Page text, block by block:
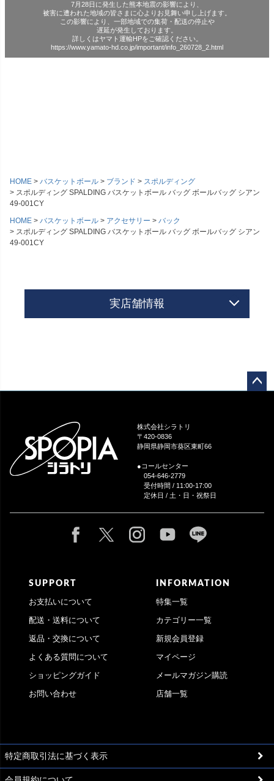
7月28日に発生した熊本地震の影響により、
被害に遭われた地域の皆さまに心よりお見舞い申し上げます。
この影響により、一部地域での集荷・配送の停止や
遅延が発生しております。
詳しくはヤマト運輸HPをご確認ください。
https://www.yamato-hd.co.jp/important/info_260728_2.html
HOME バスケットボール ブランド
スポルディング
スポルディング SPALDING バスケットボール バッグ ボールバッグ シアン
49-001CY
HOME
バスケットボール アクセサリー
バック
スポルディング SPALDING バスケットボール バッグ ボールバッグ シアン
49-001CY
実店舗情報
株式会社シラトリ
〒420-0836
静岡県静岡市葵区東町66
●コールセンター
054-646-2779
受付時間 / 11:00-17:00
定休日 / 土・日・祝祭日
SUPPORT
お支払いについて
配送・送料について
返品・交換について
よくある質問について
ショッピングガイド
お問い合わせ
INFORMATION
特集一覧
カテゴリー一覧
新規会員登録
マイページ
メールマガジン購読
店舗一覧
特定商取引法に基づく表示